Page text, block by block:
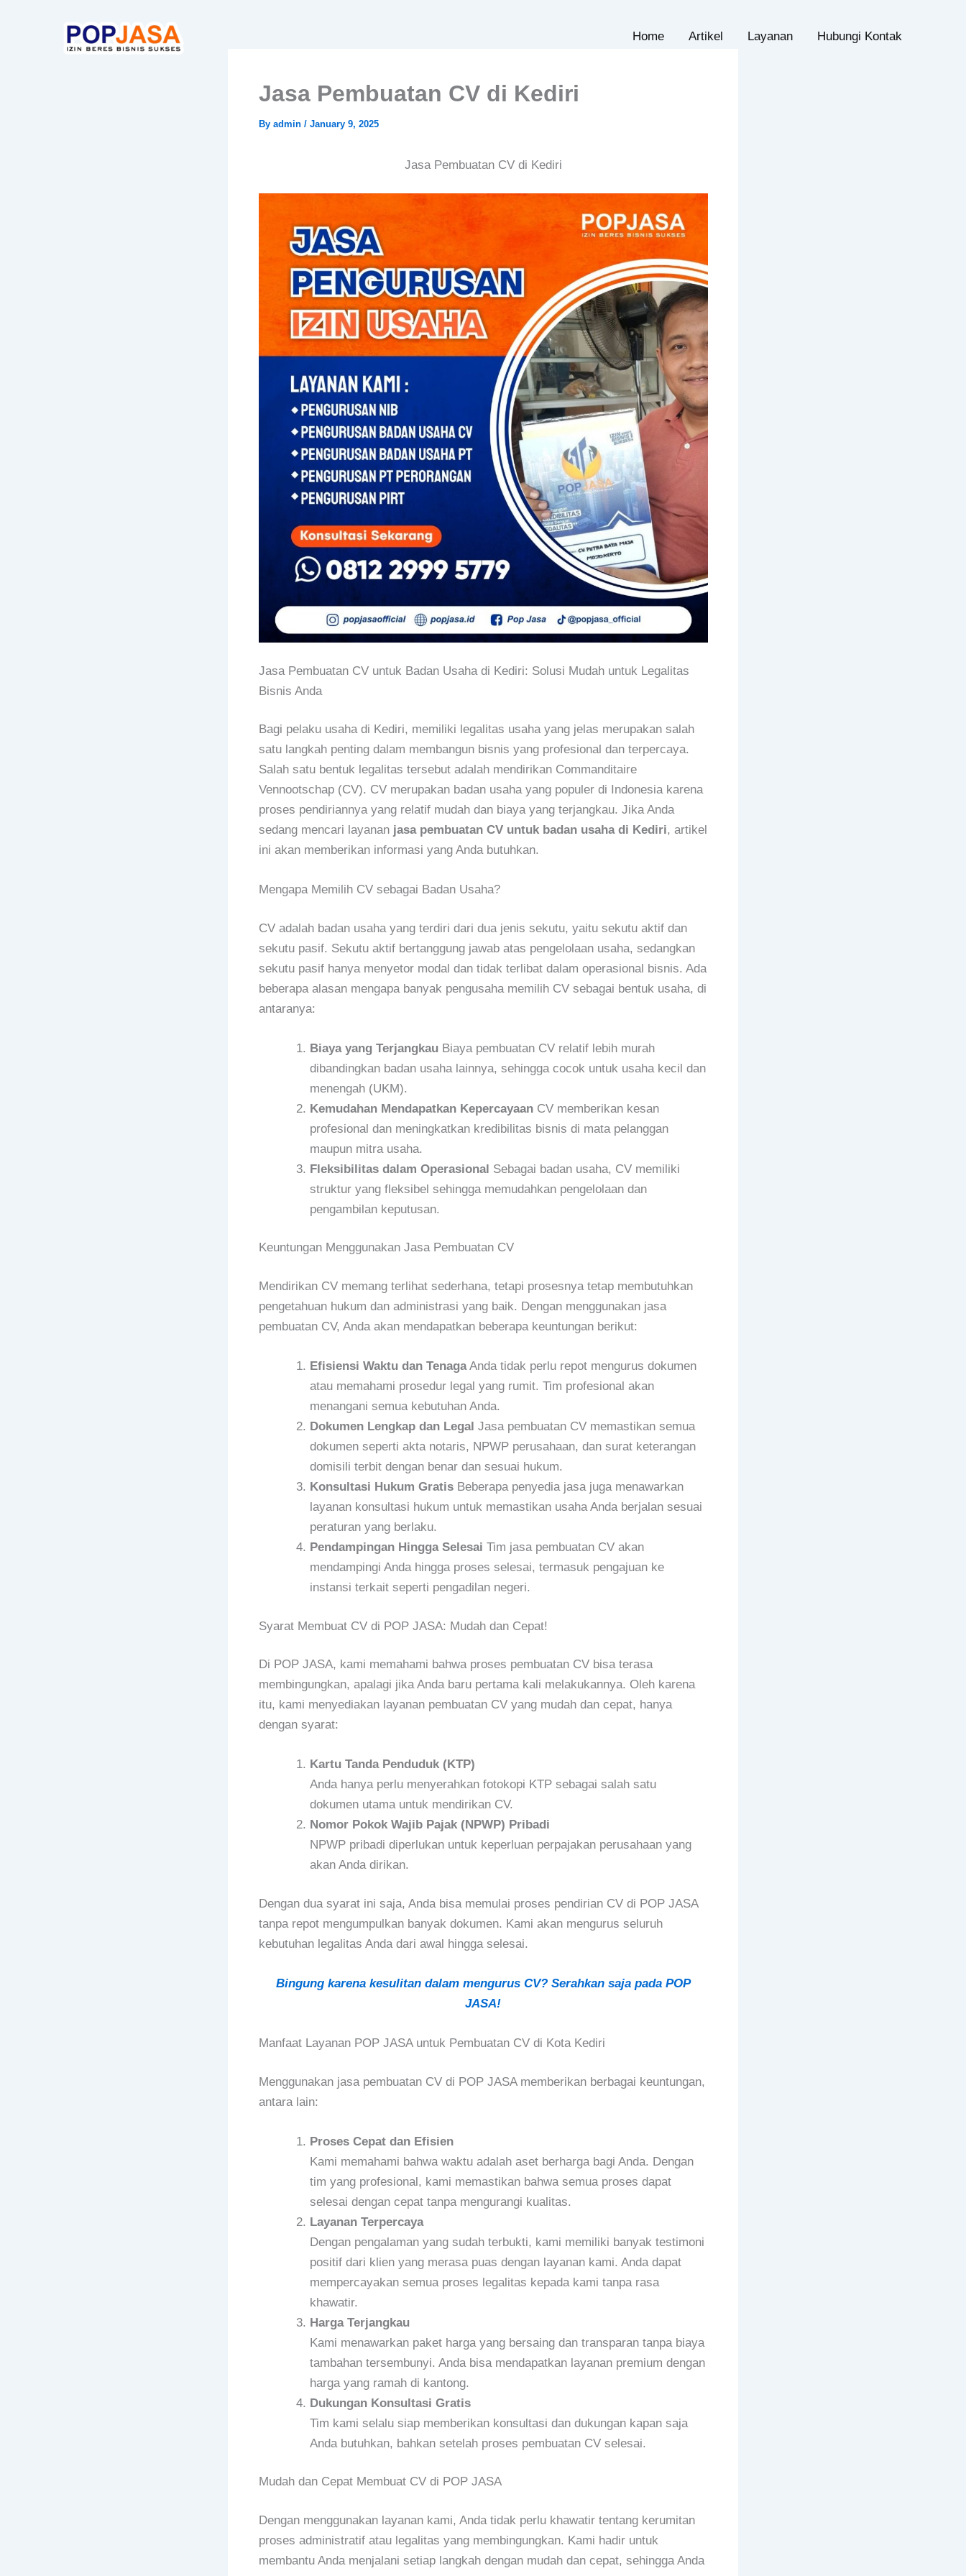
Home Artikel Layanan Hubungi Kontak
Jasa Pembuatan CV di Kediri
By admin / January 9, 2025
Jasa Pembuatan CV di Kediri
Jasa Pembuatan CV untuk Badan Usaha di Kediri: Solusi Mudah untuk Legalitas
Bisnis Anda
Bagi pelaku usaha di Kediri, memiliki legalitas usaha yang jelas merupakan salah
satu langkah penting dalam membangun bisnis yang profesional dan terpercaya.
Salah satu bentuk legalitas tersebut adalah mendirikan Commanditaire
Vennootschap (CV). CV merupakan badan usaha yang populer di Indonesia karena
proses pendiriannya yang relatif mudah dan biaya yang terjangkau. Jika Anda
sedang mencari layanan jasa pembuatan CV untuk badan usaha di Kediri, artikel
ini akan memberikan informasi yang Anda butuhkan.
Mengapa Memilih CV sebagai Badan Usaha?
CV adalah badan usaha yang terdiri dari dua jenis sekutu, yaitu sekutu aktif dan
sekutu pasif. Sekutu aktif bertanggung jawab atas pengelolaan usaha, sedangkan
sekutu pasif hanya menyetor modal dan tidak terlibat dalam operasional bisnis. Ada
beberapa alasan mengapa banyak pengusaha memilih CV sebagai bentuk usaha, di
antaranya:
Biaya yang TerjangkauBiaya pembuatan CV relatif lebih murah
dibandingkan badan usaha lainnya, sehingga cocok untuk usaha kecil dan
menengah (UKM).
Kemudahan Mendapatkan KepercayaanCV memberikan kesan
profesional dan meningkatkan kredibilitas bisnis di mata pelanggan
maupun mitra usaha.
Fleksibilitas dalam Operasional Sebagai badan usaha, CV memiliki
struktur yang fleksibel sehingga memudahkan pengelolaan dan
pengambilan keputusan.
Keuntungan Menggunakan Jasa Pembuatan CV
Mendirikan CV memang terlihat sederhana, tetapi prosesnya tetap membutuhkan
pengetahuan hukum dan administrasi yang baik. Dengan menggunakan jasa
pembuatan CV, Anda akan mendapatkan beberapa keuntungan berikut:
Efisiensi Waktu dan TenagaAnda tidak perlu repot mengurus dokumen
atau memahami prosedur legal yang rumit. Tim profesional akan
menangani semua kebutuhan Anda.
Dokumen Lengkap dan Legal Jasa pembuatan CV memastikan semua
dokumen seperti akta notaris, NPWP perusahaan, dan surat keterangan
domisili terbit dengan benar dan sesuai hukum.
Konsultasi Hukum GratisBeberapa penyedia jasa juga menawarkan
layanan konsultasi hukum untuk memastikan usaha Anda berjalan sesuai
peraturan yang berlaku.
Pendampingan Hingga Selesai Tim jasa pembuatan CV akan
mendampingi Anda hingga proses selesai, termasuk pengajuan ke
instansi terkait seperti pengadilan negeri.
Syarat Membuat CV di POP JASA: Mudah dan Cepat!
Di POP JASA, kami memahami bahwa proses pembuatan CV bisa terasa
membingungkan, apalagi jika Anda baru pertama kali melakukannya. Oleh karena
itu, kami menyediakan layanan pembuatan CV yang mudah dan cepat, hanya
dengan syarat:
Kartu Tanda Penduduk (KTP)
Anda hanya perlu menyerahkan fotokopi KTP sebagai salah satu
dokumen utama untuk mendirikan CV.
Nomor Pokok Wajib Pajak (NPWP) Pribadi
NPWP pribadi diperlukan untuk keperluan perpajakan perusahaan yang
akan Anda dirikan.
Dengan dua syarat ini saja, Anda bisa memulai proses pendirian CV di POP JASA
tanpa repot mengumpulkan banyak dokumen. Kami akan mengurus seluruh
kebutuhan legalitas Anda dari awal hingga selesai.
Bingung karena kesulitan dalam mengurus CV? Serahkan saja pada POP
JASA!
Manfaat Layanan POP JASA untuk Pembuatan CV di Kota Kediri
Menggunakan jasa pembuatan CV di POP JASA memberikan berbagai keuntungan,
antara lain:
Proses Cepat dan Efisien
Kami memahami bahwa waktu adalah aset berharga bagi Anda. Dengan
tim yang profesional, kami memastikan bahwa semua proses dapat
selesai dengan cepat tanpa mengurangi kualitas.
Layanan Terpercaya
Dengan pengalaman yang sudah terbukti, kami memiliki banyak testimoni
positif dari klien yang merasa puas dengan layanan kami. Anda dapat
mempercayakan semua proses legalitas kepada kami tanpa rasa
khawatir.
Harga Terjangkau
Kami menawarkan paket harga yang bersaing dan transparan tanpa biaya
tambahan tersembunyi. Anda bisa mendapatkan layanan premium dengan
harga yang ramah di kantong.
Dukungan Konsultasi Gratis
Tim kami selalu siap memberikan konsultasi dan dukungan kapan saja
Anda butuhkan, bahkan setelah proses pembuatan CV selesai.
Mudah dan Cepat Membuat CV di POP JASA
Dengan menggunakan layanan kami, Anda tidak perlu khawatir tentang kerumitan
proses administratif atau legalitas yang membingungkan. Kami hadir untuk
membantu Anda menjalani setiap langkah dengan mudah dan cepat, sehingga Anda